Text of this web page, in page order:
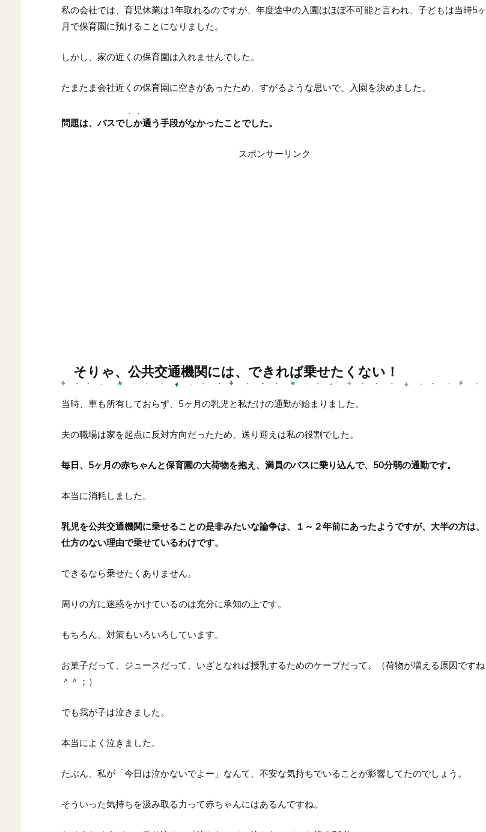
私の会社では、育児休業は1年取れるのですが、年度途中の入園はほぼ不可能と言われ、子どもは当時5ヶ
月で保育園に預けることになりました。
しかし、家の近くの保育園は入れませんでした。
たまたま会社近くの保育園に空きがあったため、すがるような思いで、入園を決めました。
問題は、バスでしか
・・
通う手段がなかったことでした。
スポンサーリンク
そりゃ、公共交通機関には、できれば乗せたくない！
当時、車も所有しておらず、5ヶ月の乳児と私だけの通勤が始まりました。
夫の職場は家を起点に反対方向だったため、送り迎えは私の役割でした。
毎日、5ヶ月の赤ちゃんと保育園の大荷物を抱え、満員のバスに乗り込んで、50分弱の通勤です。
本当に消耗しました。
乳児を公共交通機関に乗せることの是非みたいな論争は、１～２年前にあったようですが、大半の方は、
仕方のない理由で乗せているわけです。
できるなら乗せたくありません。
周りの方に迷惑をかけているのは充分に承知の上です。
もちろん、対策もいろいろしています。
お菓子だって、ジュースだって、いざとなれば授乳するためのケープだって。（荷物が増える原因ですね
＾＾；）
でも我が子は泣きました。
本当によく泣きました。
たぶん、私が「今日は泣かないでよー」なんて、不安な気持ちでいることが影響してたのでしょう。
そういった気持ちを汲み取る力って赤ちゃんにはあるんですね。